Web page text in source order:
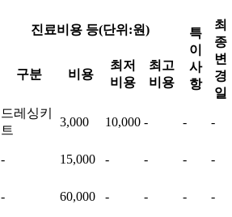
진료비용 등(단위:원)
특
이
사
항
최
종
변
경
일
구분 비용
최저
비용
최고
비용
드레싱키
트
3,000 10,000 - - -
- 15,000 - - - -
- 60,000 - - - -